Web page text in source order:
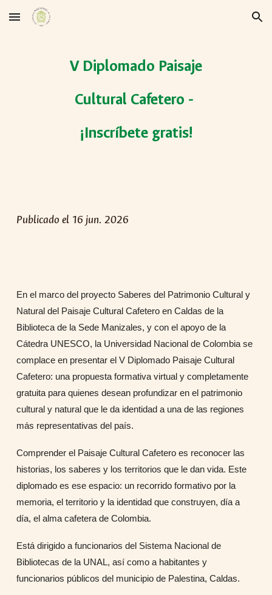
Skip to main content Skip to navigation
V Diplomado Paisaje
Cultural Cafetero -
¡Inscríbete gratis!
Publicado el 16 jun. 2026
En el marco del proyecto Saberes del Patrimonio Cultural y
Natural del Paisaje Cultural Cafetero en Caldas de la
Biblioteca de la Sede Manizales, y con el apoyo de la
Cátedra UNESCO, la Universidad Nacional de Colombia se
complace en presentar el V Diplomado Paisaje Cultural
Cafetero: una propuesta formativa virtual y completamente
gratuita para quienes desean profundizar en el patrimonio
cultural y natural que le da identidad a una de las regiones
más representativas del país.
Comprender el Paisaje Cultural Cafetero es reconocer las
historias, los saberes y los territorios que le dan vida. Este
diplomado es ese espacio: un recorrido formativo por la
memoria, el territorio y la identidad que construyen, día a
día, el alma cafetera de Colombia.
Está dirigido a funcionarios del Sistema Nacional de
Bibliotecas de la UNAL, así como a habitantes y
funcionarios públicos del municipio de Palestina, Caldas.